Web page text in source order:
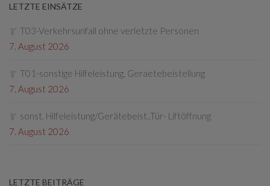
LETZTE EINSÄTZE
T03-Verkehrsunfall ohne verletzte Personen
7. August 2026
T01-sonstige Hilfeleistung, Geraetebeistellung
7. August 2026
sonst. Hilfeleistung/Gerätebeist.,Tür- Liftöffnung
7. August 2026
LETZTE BEITRÄGE